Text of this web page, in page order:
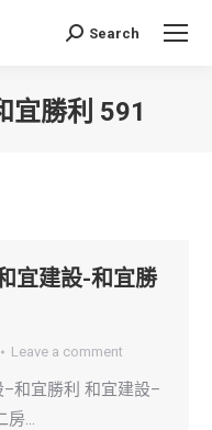
Search:
Search
宜勝利 591
宜建設-和宜勝
Leave a comment
–和宜勝利 和宜建設–
房…